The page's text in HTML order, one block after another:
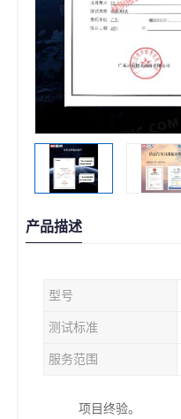
产品描述
型号
测试标准
服务范围
项目终验。